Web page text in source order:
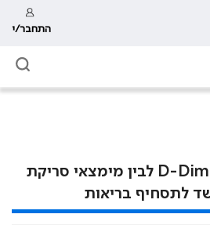
התחבר/י
השוואה בין רמות D-Dimer לבין מימצאי סריקת
לתסחיף בריאות